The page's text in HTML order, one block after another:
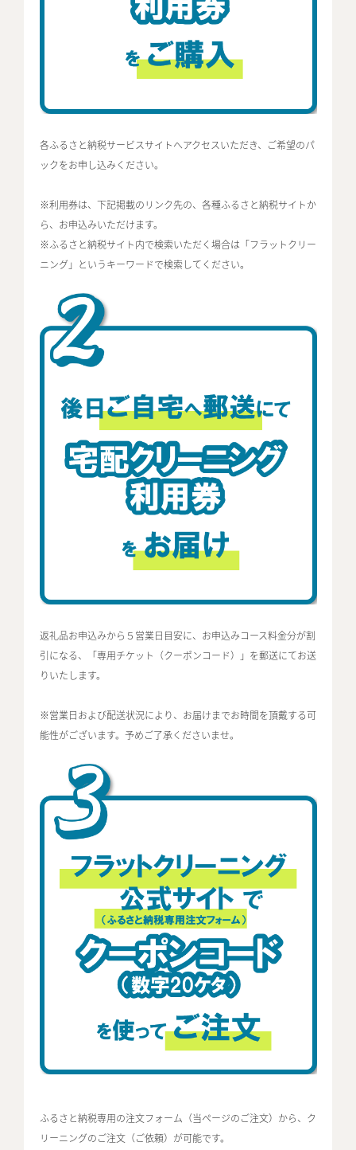
各ふるさと納税サービスサイトへアクセスいただき、ご希望のパ
ックをお申し込みください。
※利用券は、下記掲載のリンク先の、各種ふるさと納税サイトか
ら、お申込みいただけます。
※ふるさと納税サイト内で検索いただく場合は「フラットクリー
ニング」というキーワードで検索してください。
返礼品お申込みから５営業日目安に、お申込みコース料金分が割
引になる、「専用チケット（クーポンコード）」を郵送にてお送
りいたします。
※営業日および配送状況により、お届けまでお時間を頂戴する可
能性がございます。予めご了承くださいませ。
ふるさと納税専用の注文フォーム（当ページのご注文）から、ク
リーニングのご注文（ご依頼）が可能です。